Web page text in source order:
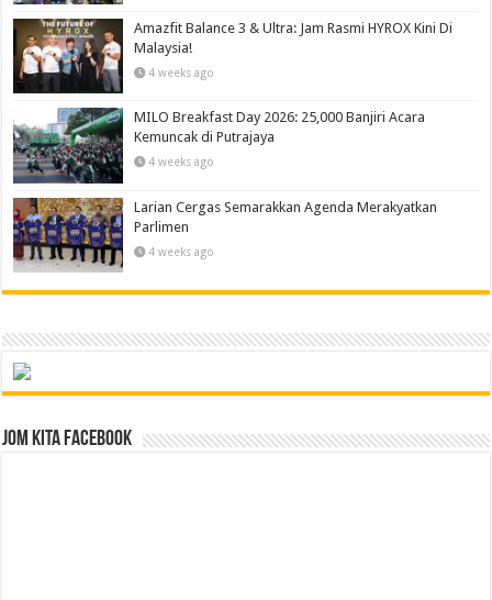
Amazfit Balance 3 & Ultra: Jam Rasmi HYROX Kini Di
Malaysia!
4 weeks ago
MILO Breakfast Day 2026: 25,000 Banjiri Acara
Kemuncak di Putrajaya
4 weeks ago
Larian Cergas Semarakkan Agenda Merakyatkan
Parlimen
4 weeks ago
Jom Kita Facebook